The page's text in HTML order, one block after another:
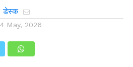
डेस्क
May, 2026